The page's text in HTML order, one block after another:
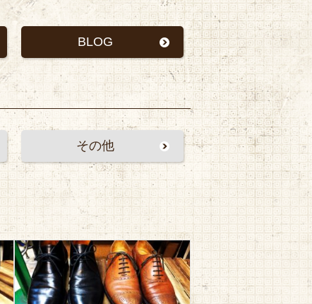
BLOG
その他